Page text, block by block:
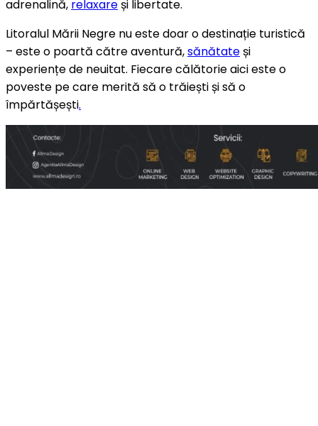
adrenalină, relaxareși libertate.
Litoralul Mării Negre nu este doar o destinație turistică
– este o poartă către aventură,sănătateși
experiențe de neuitat. Fiecare călătorie aici este o
poveste pe care merită să o trăiești și să o
împărtășești.